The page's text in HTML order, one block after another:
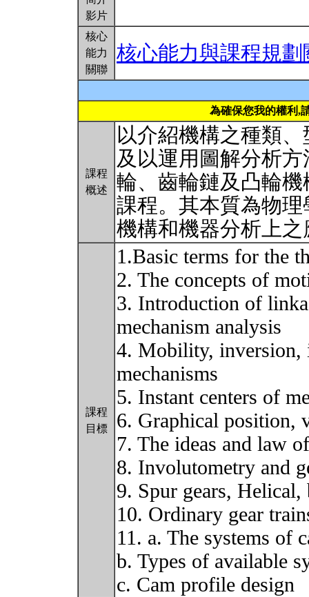
影片
核心
能力
關聯
核心能力與課程規劃
為確保您我的權利,
課程
概述
以介紹機構之種類
及以運用圖解分析
輪、齒輪鏈及凸輪
課程。其本質為物理
機構和機器分析上
課程
目標
1.Basic terms for the
2. The concepts of
3. Introduction of
mechanism analysis
4. Mobility, inversion,
mechanisms
5. Instant centers of
6. Graphical position,
7. The ideas and law
8. Involutometry and
9. Spur gears,
10. Ordinary gear
11. a. The systems of
b. Types of available
c. Cam profile design